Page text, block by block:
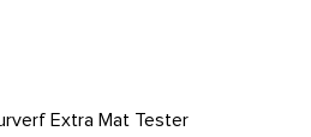
Extra Mat Tester